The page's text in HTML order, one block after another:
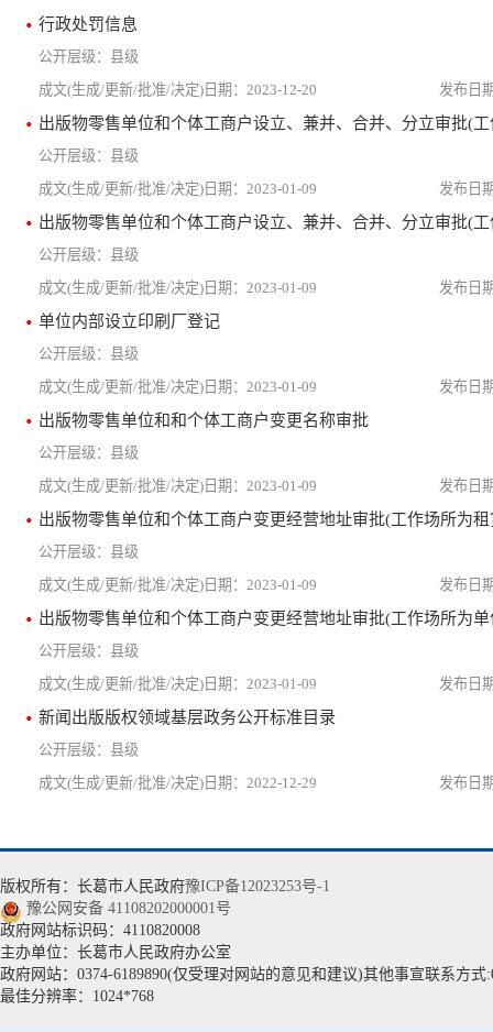
行政处罚信息
县级
2023-12-20
出版物零售单位和个体工商户设立、兼并、合并、分立审批(
县级
2023-01-09
出版物零售单位和个体工商户设立、兼并、合并、分立审批(
县级
2023-01-09
单位内部设立印刷厂登记
县级
2023-01-09
出版物零售单位和和个体工商户变更名称审批
县级
2023-01-09
出版物零售单位和个体工商户变更经营地址审批(工作场所为
县级
2023-01-09
出版物零售单位和个体工商户变更经营地址审批(工作场所为
县级
2023-01-09
新闻出版版权领域基层政务公开标准目录
县级
2022-12-29
版权所有：长葛市人民政府豫ICP备12023253号-1
豫公网安备 41108202000001号
政府网站标识码：4110820008
主办单位：长葛市人民政府办公室
政府网站：0374-6189890(仅受理对网站的意见和建议)其他事宣联系方式
最佳分辨率：1024*768